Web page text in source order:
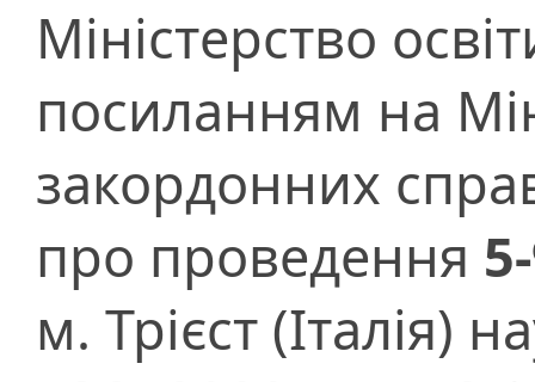
Міністерство
посиланням на
закордонних
про проведення
м. Трієст (Італія)